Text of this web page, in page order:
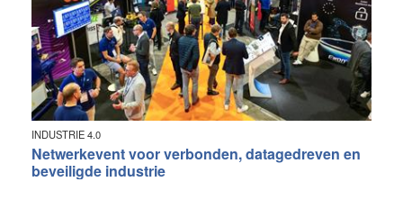
INDUSTRIE 4.0
Netwerkevent voor verbonden, datagedreven en
beveiligde industrie